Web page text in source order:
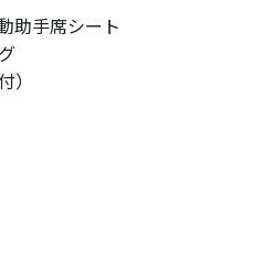
助手席シート